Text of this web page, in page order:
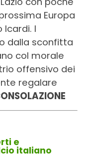
Europa
Icardi. I
dalla sconfitta
col morale
offensivo dei
regalare
e
italiano